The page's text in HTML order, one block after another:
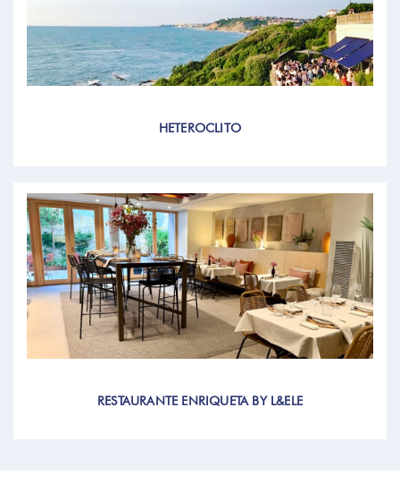
HETEROCLITO
RESTAURANTE ENRIQUETA BY L&ELE